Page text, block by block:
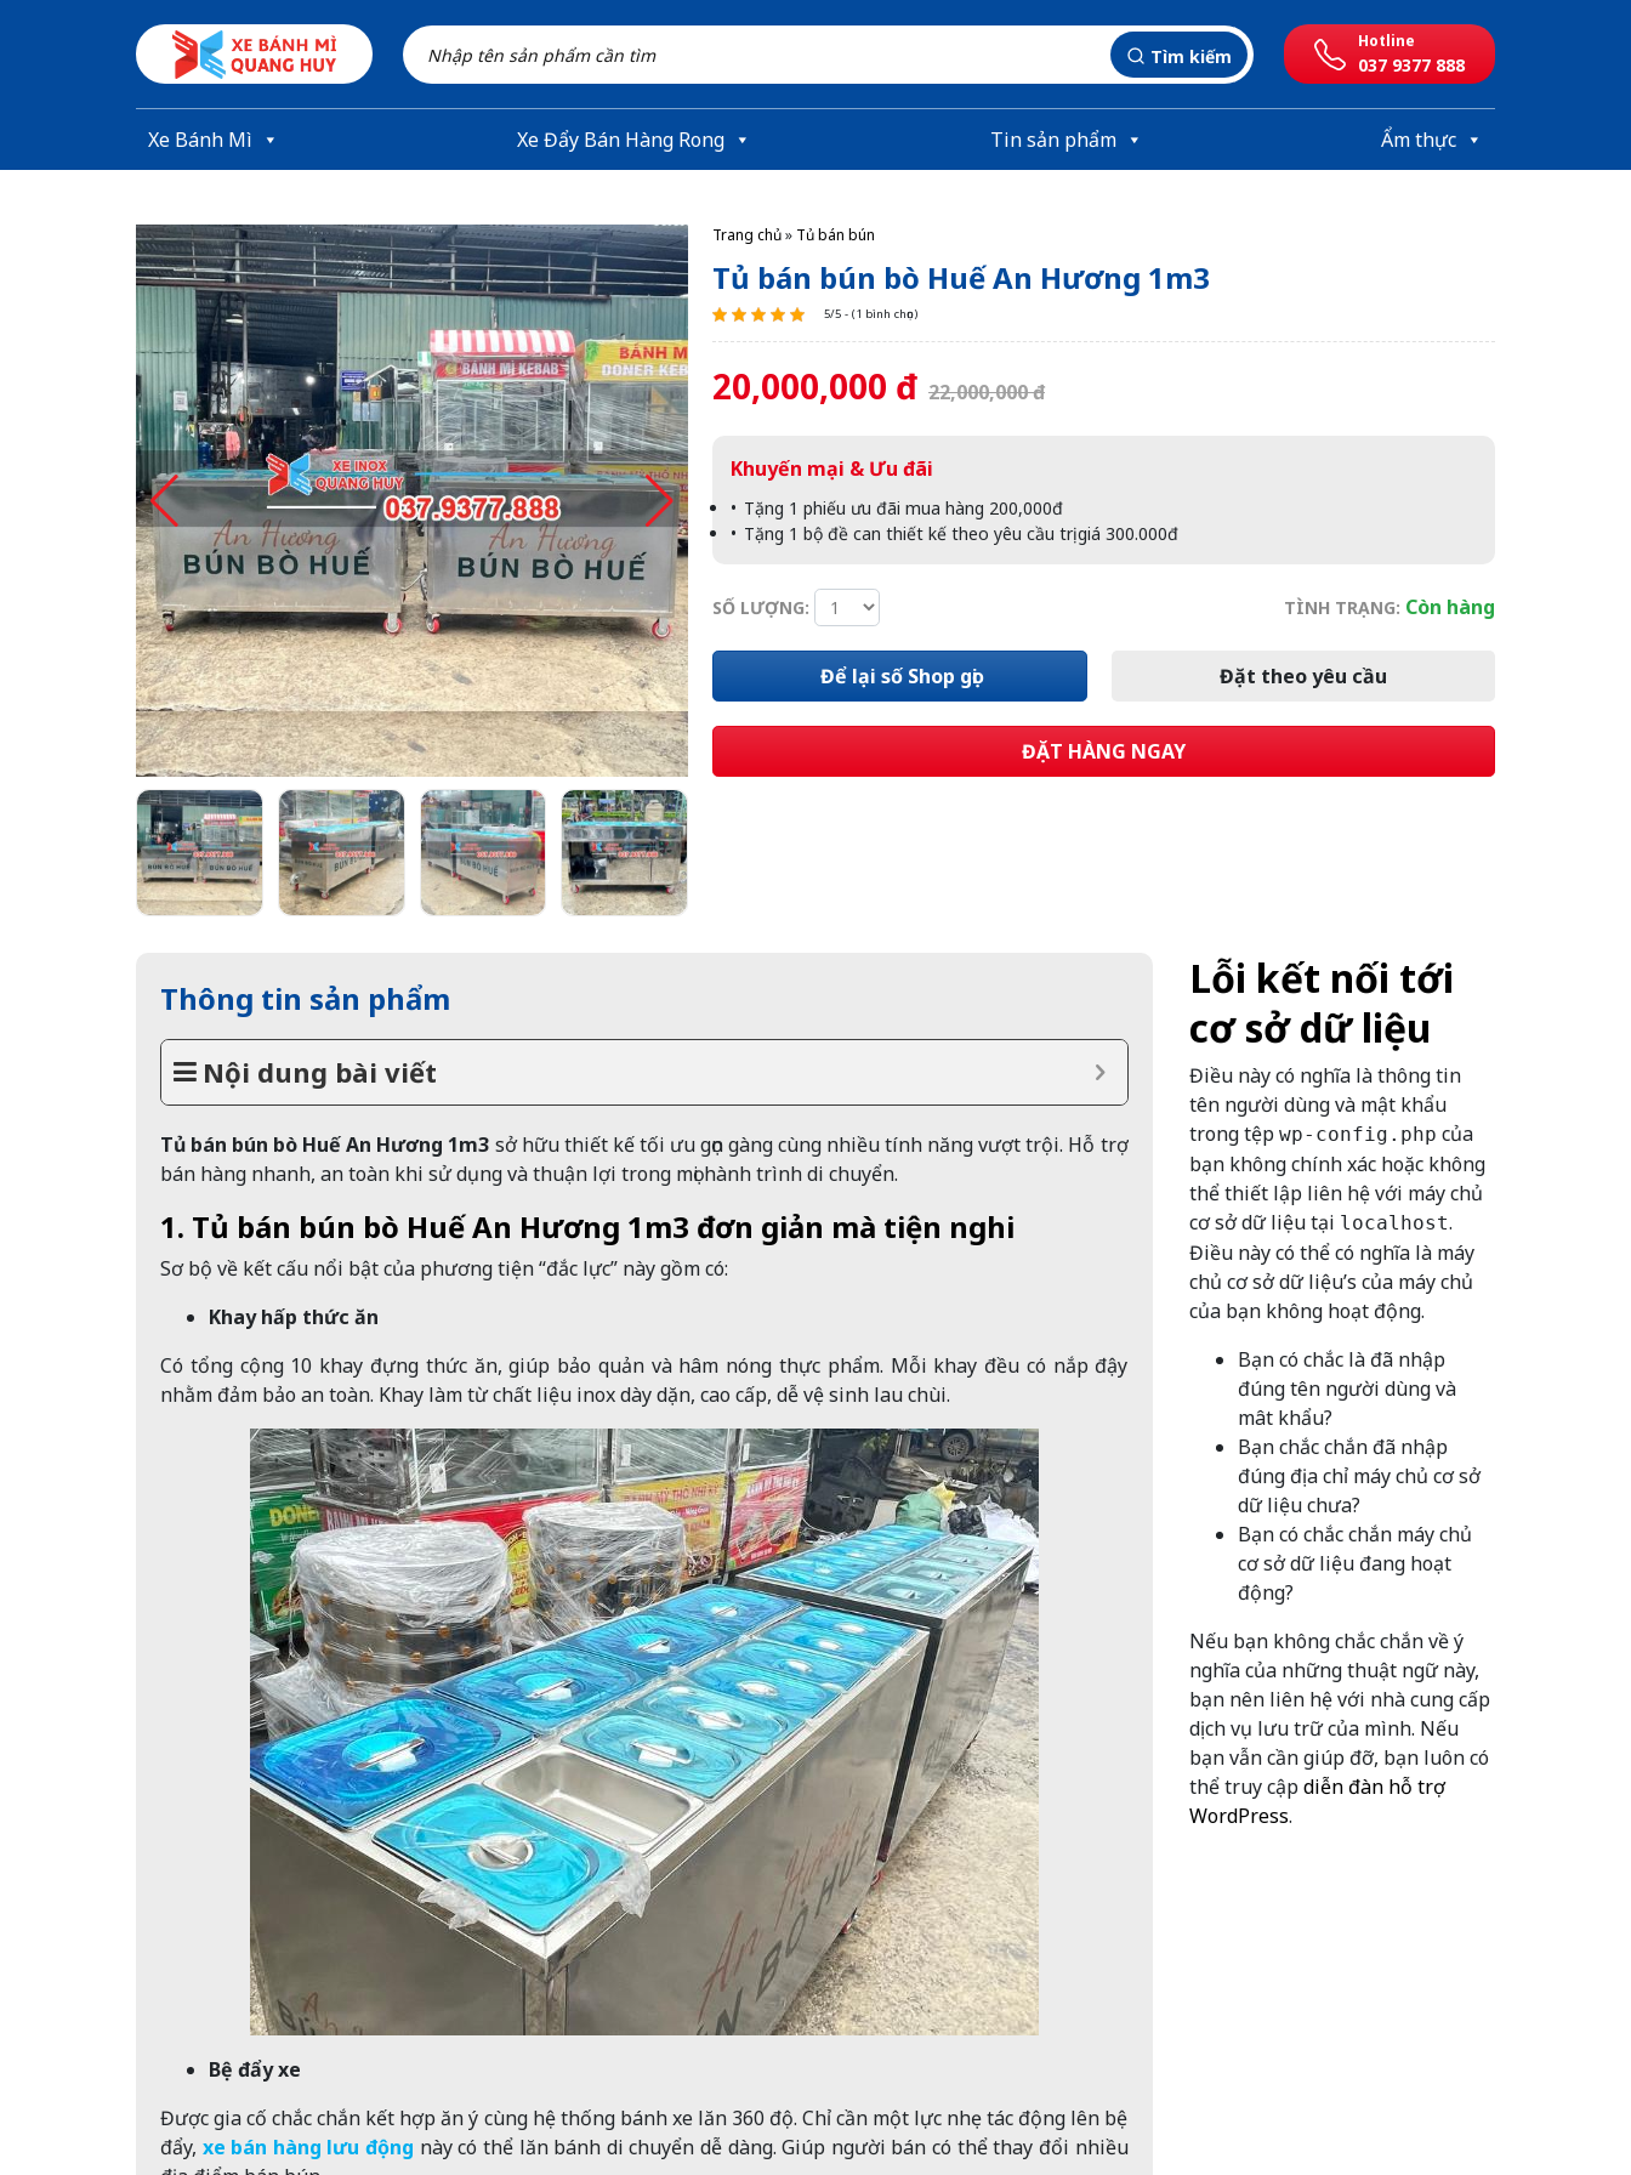
Tìm kiếm
Hotline
037 9377 888
Xe Bánh Mì Xe Đẩy Bán Hàng Rong Tin sản phẩm Ẩm thực
Trang chủ» Tủ bán bún
Tủ bán bún bò Huế An Hương 1m3
5/5 - (1 bình chọn)
20,000,000 đ 22,000,000 đ
Khuyến mại & Ưu đãi
Tặng 1 phiếu ưu đãi mua hàng 200,000đ
Tặng 1 bộ đề can thiết kế theo yêu cầu trị giá 300.000đ
SỐ LƯỢNG: TÌNH TRẠNG: Còn hàng
Để lại số Shop gọi Đặt theo yêu cầu
ĐẶT HÀNG NGAY
Thông tin sản phẩm
Nội dung bài viết
Tủ bán bún bò Huế An Hương 1m3 sở hữu thiết kế tối ưu gọn gàng cùng nhiều tính năng vượt trội. Hỗ trợ
bán hàng nhanh, an toàn khi sử dụng và thuận lợi trong mọi hành trình di chuyển.
1. Tủ bán bún bò Huế An Hương 1m3 đơn giản mà tiện nghi
Sơ bộ về kết cấu nổi bật của phương tiện “đắc lực” này gồm có:
Khay hấp thức ăn
Có tổng cộng 10 khay đựng thức ăn, giúp bảo quản và hâm nóng thực phẩm. Mỗi khay đều có nắp đậy
nhằm đảm bảo an toàn. Khay làm từ chất liệu inox dày dặn, cao cấp, dễ vệ sinh lau chùi.
Bệ đẩy xe
Được gia cố chắc chắn kết hợp ăn ý cùng hệ thống bánh xe lăn 360 độ. Chỉ cần một lực nhẹ tác động lên bệ
đẩy, xe bán hàng lưu động này có thể lăn bánh di chuyển dễ dàng. Giúp người bán có thể thay đổi nhiều
Lỗi kết nối tới
cơ sở dữ liệu
Điều này có nghĩa là thông tin
tên người dùng và mật khẩu
trong tệp wp-config.php của
bạn không chính xác hoặc không
thể thiết lập liên hệ với máy chủ
cơ sở dữ liệu tại localhost.
Điều này có thể có nghĩa là máy
chủ cơ sở dữ liệu’s của máy chủ
của bạn không hoạt động.
Bạn có chắc là đã nhập
đúng tên người dùng và
mât khẩu?
Bạn chắc chắn đã nhập
đúng địa chỉ máy chủ cơ sở
dữ liệu chưa?
Bạn có chắc chắn máy chủ
cơ sở dữ liệu đang hoạt
động?
Nếu bạn không chắc chắn về ý
nghĩa của những thuật ngữ này,
bạn nên liên hệ với nhà cung cấp
dịch vụ lưu trữ của mình. Nếu
bạn vẫn cần giúp đỡ, bạn luôn có
thể truy cậpdiễn đàn hỗ trợ
WordPress.